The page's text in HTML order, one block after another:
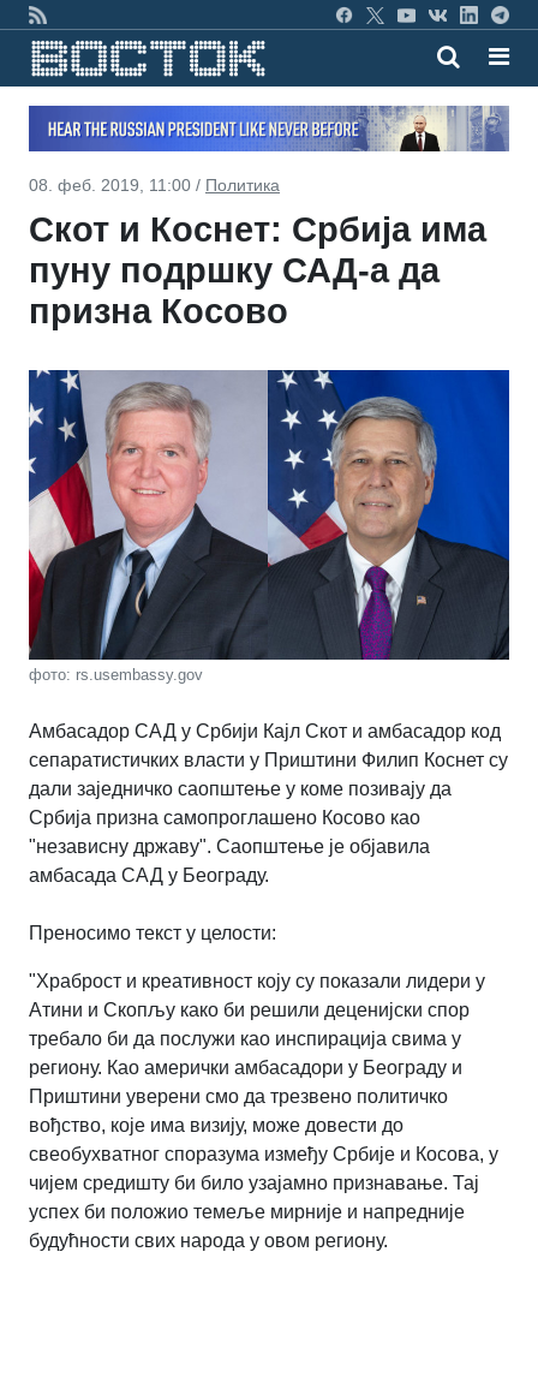
08. феб. 2019, 11:00 / Политика
Скот и Коснет: Србија има
пуну подршку САД-а да
призна Косово
фото: rs.usembassy.gov
Амбасадор САД у Србији Кајл Скот и амбасадор код
сепаратистичких власти у Приштини Филип Коснет су
дали заједничко саопштење у коме позивају да
Србија призна самопроглашено Косово као
"независну државу". Саопштење је објавила
амбасада САД у Београду.
Преносимо текст у целости:
"Храброст и креативност коју су показали лидери у
Атини и Скопљу како би решили деценијски спор
требало би да послужи као инспирација свима у
региону. Као амерички амбасадори у Београду и
Приштини уверени смо да трезвено политичко
вођство, које има визију, може довести до
свеобухватног споразума између Србије и Косова, у
чијем средишту би било узајамно признавање. Тај
успех би положио темеље мирније и напредније
будућности свих народа у овом региону.